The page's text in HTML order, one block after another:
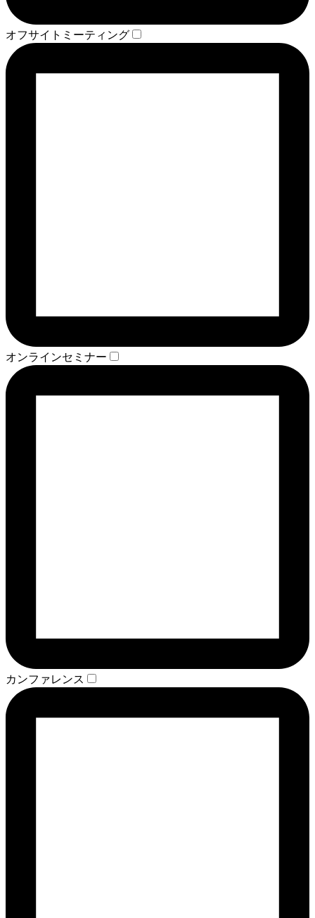
オフサイトミーティング
オンラインセミナー
カンファレンス